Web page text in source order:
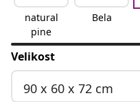
natural
pine
Bela
Velikost
90 x 60 x 72 cm